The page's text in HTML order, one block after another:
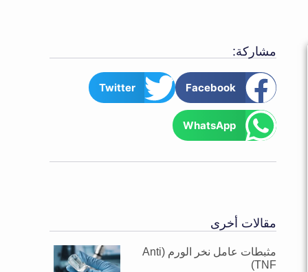
مشاركة:
Facebook
Twitter
WhatsApp
مقالات أخرى
مثبطات عامل نخر الورم (Anti
TNF)